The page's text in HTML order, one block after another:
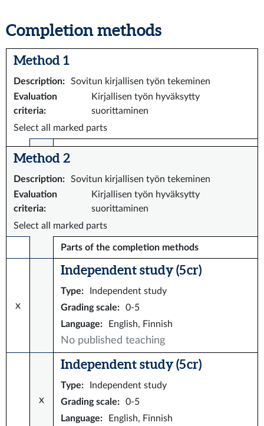
Completion methods
Method 1
Description:
Sovitun kirjallisen työn tekeminen
Evaluation
criteria:
Kirjallisen työn hyväksytty
suorittaminen
Select all marked parts
Method 2
Description:
Sovitun kirjallisen työn tekeminen
Evaluation
criteria:
Kirjallisen työn hyväksytty
suorittaminen
Select all marked parts
Parts of the completion methods
x
Independent study (5 cr)
Type:
Independent study
Grading scale:
0-5
Language: English, Finnish
No published teaching
x
Independent study (5 cr)
Type:
Independent study
Grading scale:
0-5
Language: English, Finnish